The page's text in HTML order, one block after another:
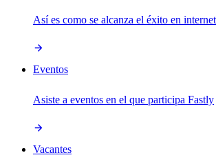
Así es como se alcanza el éxito en internet
Eventos
Asiste a eventos en el que participa Fastly
Vacantes